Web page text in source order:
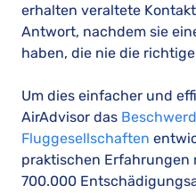
erhalten veraltete
Antwort, nachdem sie
haben, die nie die
Um dies einfacher und
AirAdvisor das
Fluggesellschaften
praktischen Erfahrungen
700.000